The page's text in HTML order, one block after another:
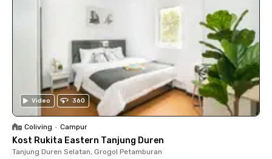
Video 360
Coliving • Campur
Kost Rukita Eastern Tanjung Duren
Tanjung Duren Selatan, Grogol Petamburan